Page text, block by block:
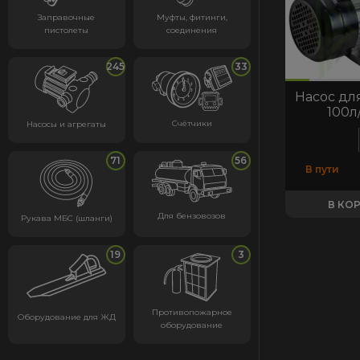
код:10411 код:10411
Насос
В пути
В
код:11378
Заправочные
пистолеты
Муфты, фитинги,
соединения
Насосы и агрегаты
245
Счётчики
33
Рукава МБС (шланги)
71
Для бензовозов
56
Оборудование для ЖД
19
Противопожарное
оборудование
3